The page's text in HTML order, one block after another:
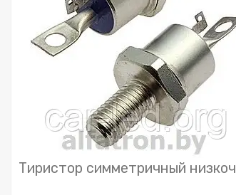
Тиристор симметричный